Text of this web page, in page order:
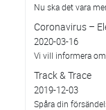
Nu ska det vara
Coronavirus –
2020-03-16
Vi vill informera
Track & Trace
2019-12-03
Spåra din